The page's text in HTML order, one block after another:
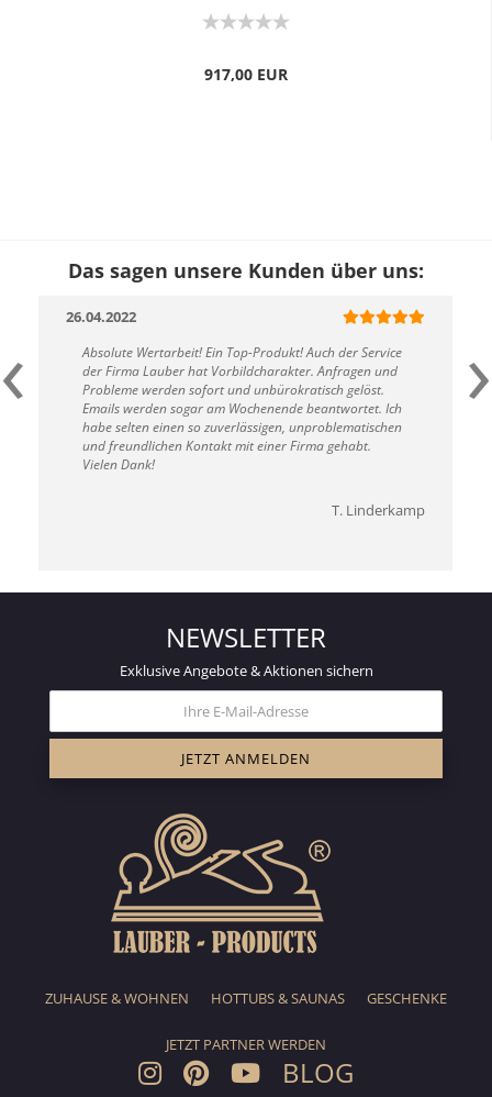
917,00 EUR
Das sagen unsere Kunden über uns:
‹ 26.04.2022
Absolute Wertarbeit! Ein Top-Produkt! Auch der Service
der Firma Lauber hat Vorbildcharakter. Anfragen und
Probleme werden sofort und unbürokratisch gelöst.
Emails werden sogar am Wochenende beantwortet. Ich
habe selten einen so zuverlässigen, unproblematischen
und freundlichen Kontakt mit einer Firma gehabt.
Vielen Dank!
T. Linderkamp
›
NEWSLETTER
Exklusive Angebote & Aktionen sichern
ZUHAUSE & WOHNEN HOTTUBS & SAUNAS GESCHENKE
JETZT PARTNER WERDEN
BLOG